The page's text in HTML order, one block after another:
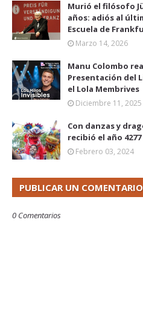
Murió el filósofo
años: adiós al
Escuela de
Marzo 14, 2026
Manu Colombo
Presentación del
el Lola Membrives
Diciembre 11, 2025
Con danzas y
recibió el año
Febrero 03, 2024
PUBLICAR UN COMENTARIO
0 Comentarios